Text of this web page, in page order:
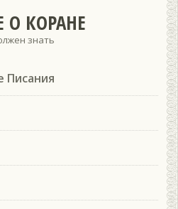
О КОРАНЕ
знать
Писания